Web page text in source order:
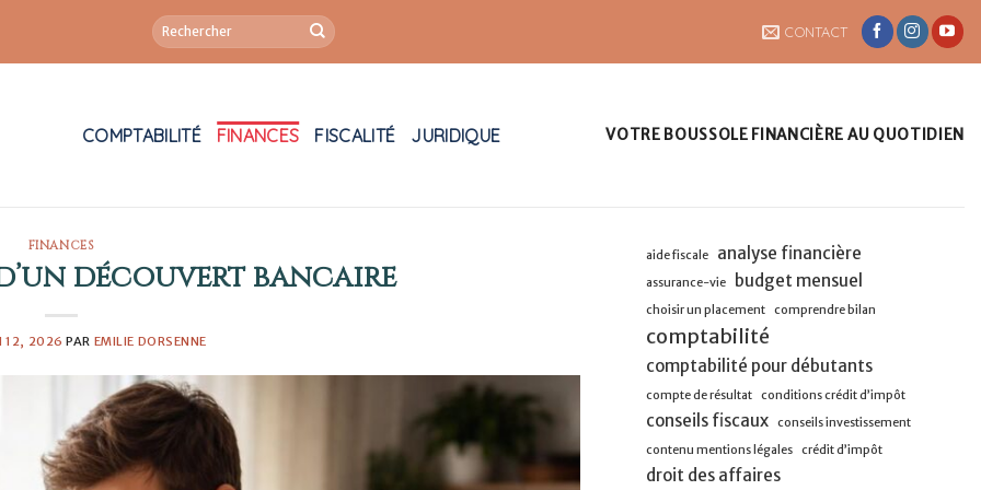
CONTACT
COMPTABILITÉ FINANCES FISCALITÉ JURIDIQUE VOTRE BOUSSOLE FINANCIÈRE AU QUOTIDIEN
FINANCES
découvert bancaire
12, 2026 PAR EMILIE DORSENNE
aide fiscale analyse financière
assurance-vie budget mensuel
choisir un placement comprendre bilan
comptabilité
comptabilité pour débutants
compte de résultat conditions crédit d’impôt
conseils fiscaux
conseils investissement
contenu mentions légales
crédit d’impôt
droit des affaires